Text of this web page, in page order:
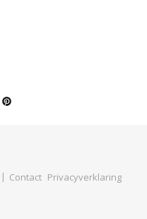
Contact Privacyverklaring